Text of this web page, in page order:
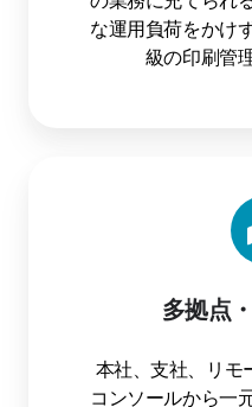
な運用負荷をかけ
級の印刷管
多拠点
本社、支社、リモ
コンソールから一